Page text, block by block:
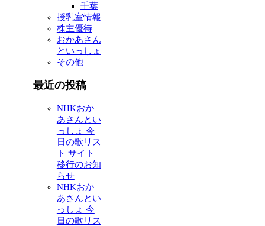
千葉
授乳室情報
株主優待
おかあさん
といっしょ
その他
最近の投稿
NHKおか
あさんとい
っしょ 今
日の歌リス
ト サイト
移行のお知
らせ
NHKおか
あさんとい
っしょ 今
日の歌リス